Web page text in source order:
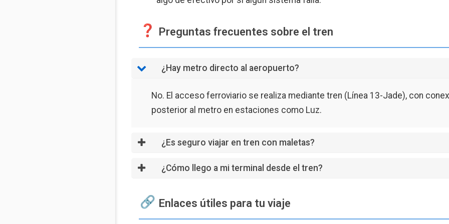
Preguntas frecuentes sobre el tren
¿Hay metro directo al aeropuerto?
No. El acceso ferroviario se realiza mediante tren (Línea 13-Jade), con
posterior al metro en estaciones como Luz.
¿Es seguro viajar en tren con maletas?
¿Cómo llego a mi terminal desde el tren?
Enlaces útiles para tu viaje